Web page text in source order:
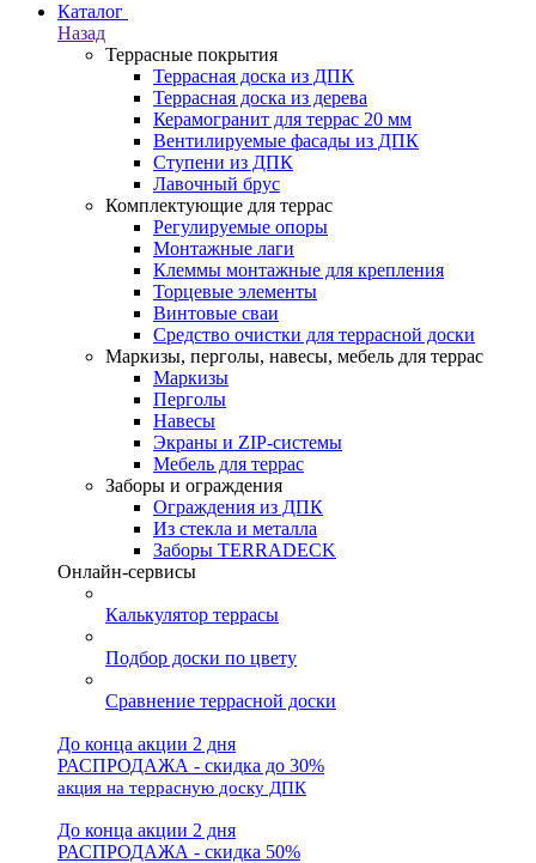
Каталог
Назад
Террасные покрытия
Террасная доска из ДПК
Террасная доска из дерева
Керамогранит для террас 20 мм
Вентилируемые фасады из ДПК
Ступени из ДПК
Лавочный брус
Комплектующие для террас
Регулируемые опоры
Монтажные лаги
Клеммы монтажные для крепления
Торцевые элементы
Винтовые сваи
Средство очистки для террасной доски
Маркизы, перголы, навесы, мебель для террас
Маркизы
Перголы
Навесы
Экраны и ZIP-системы
Мебель для террас
Заборы и ограждения
Ограждения из ДПК
Из стекла и металла
Заборы TERRADECK
Онлайн-сервисы
Калькулятор террасы
Подбор доски по цвету
Сравнение террасной доски
До конца акции 2 дня
РАСПРОДАЖА - скидка до 30%
акция на террасную доску ДПК
До конца акции 2 дня
РАСПРОДАЖА - скидка 50%